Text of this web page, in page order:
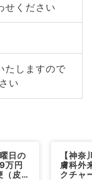
せください
たしますので
い
日の
万円
皮膚
【神
膚科外
クチャ